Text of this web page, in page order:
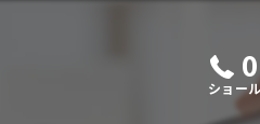
ショー